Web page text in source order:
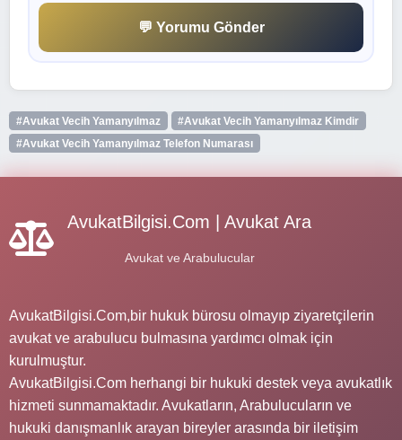
💬 Yorumu Gönder
#Avukat Vecih Yamanyılmaz
#Avukat Vecih Yamanyılmaz Kimdir
#Avukat Vecih Yamanyılmaz Telefon Numarası
AvukatBilgisi.Com | Avukat Ara
Avukat ve Arabulucular
AvukatBilgisi.Com,bir hukuk bürosu olmayıp ziyaretçilerin
avukat ve arabulucu bulmasına yardımcı olmak için
kurulmuştur.
AvukatBilgisi.Com herhangi bir hukuki destek veya avukatlık
hizmeti sunmamaktadır. Avukatların, Arabulucuların ve
hukuki danışmanlık arayan bireyler arasında bir iletişim